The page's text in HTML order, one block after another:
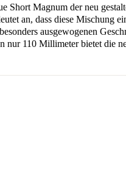
Short Magnum der neu
an, dass diese
ausgewogenen
nur 110 Millimeter bietet die